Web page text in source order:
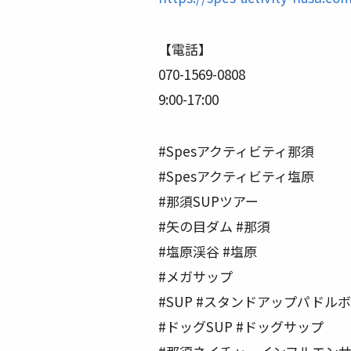
【電話】
070-1569-0808
9:00-17:00
#Spesアクティビティ那須
#Spesアクティビティ塩原
#那須SUPツアー
#矢の目ダム #那須
#塩原渓谷 #塩原
#メガサップ
#SUP #スタンドアップパドル
#ドッグSUP #ドッグサップ